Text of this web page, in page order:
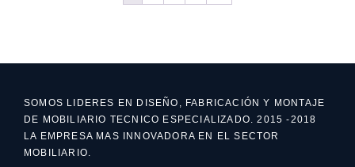
SOMOS LIDERES EN DISEÑO, FABRICACIÓN Y MONTAJE
DE MOBILIARIO TECNICO ESPECIALIZADO. 2015 -2018
LA EMPRESA MAS INNOVADORA EN EL SECTOR
MOBILIARIO.